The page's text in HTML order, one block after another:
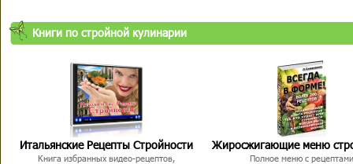
Книги по стройной кулинарии
Итальянские Рецепты Стройности
Книга избранных видео-рецептов,
Жиросжигающие меню
Полное меню с рецептами